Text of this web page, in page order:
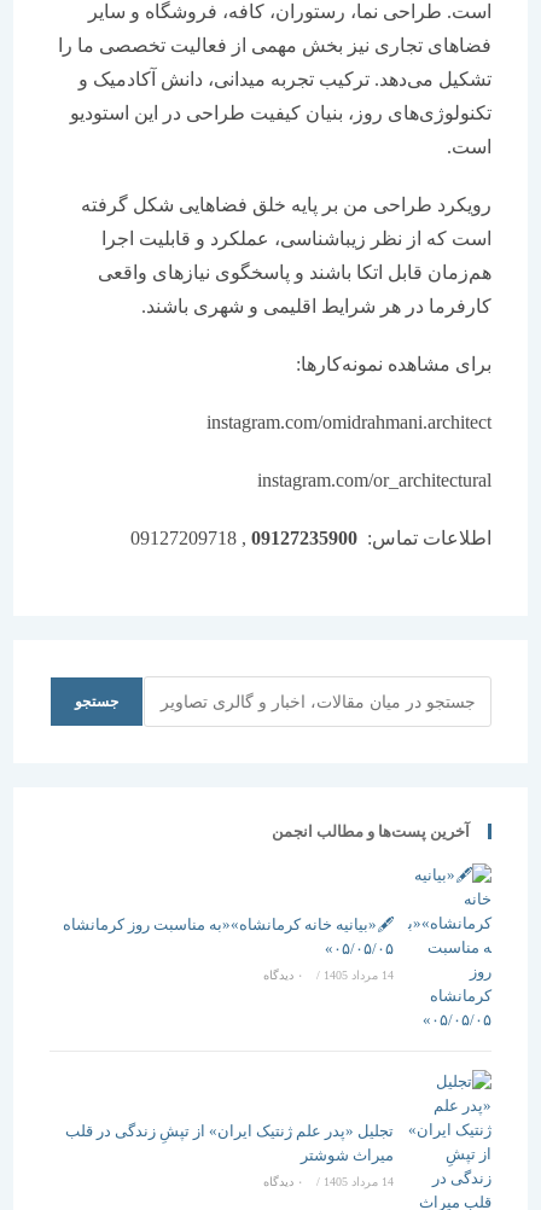
است. طراحی نما، رستوران، کافه، فروشگاه و سایر
فضاهای تجاری نیز بخش مهمی از فعالیت تخصصی ما را
تشکیل می‌دهد. ترکیب تجربه میدانی، دانش آکادمیک و
تکنولوژی‌های روز، بنیان کیفیت طراحی در این استودیو
رویکرد طراحی من بر پایه خلق فضاهایی شکل گرفته
است که از نظر زیباشناسی، عملکرد و قابلیت اجرا
هم‌زمان قابل اتکا باشند و پاسخگوی نیازهای واقعی
کارفرما در هر شرایط اقلیمی و شهری باشند.
برای مشاهده نمونه‌کارها:
instagram.com/omidrahmani.architect
instagram.com/or_architectural
اطلاعات تماس:09127235900
, 09127209718
جستجو
آخرین پست‌ها و مطالب انجمن
🖋️«بیانیه خانه کرمانشاه»«به مناسبت روز کرمانشاه
۰۵/۰۵/۰۵»
/ ۰ دیدگاه
تجلیل «پدر علم ژنتیک ایران» از تپشِ زندگی در قلب
میراث شوشتر
14 مرداد 1405 / ۰ دیدگاه